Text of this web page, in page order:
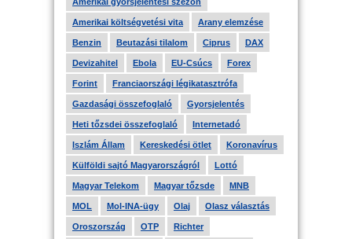
Amerikai költségvetési vita Arany elemzése
Benzin Beutazási tilalom Ciprus DAX
Devizahitel Ebola EU-Csúcs Forex
Forint Franciaországi légikatasztrófa
Gazdasági összefoglaló Gyorsjelentés
Heti tőzsdei összefoglaló Internetadó
Iszlám Állam Kereskedési ötlet Koronavírus
Külföldi sajtó Magyarországról Lottó
Magyar Telekom Magyar tőzsde MNB
MOL Mol-INA-ügy Olaj Olasz választás
Oroszország OTP Richter